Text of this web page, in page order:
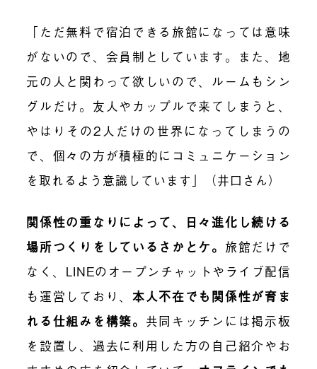
「ただ無料で宿泊できる旅館になっては意味
がないので、会員制としています。また、地
元の人と関わって欲しいので、ルームもシン
グルだけ 。 友人やカップル で来てしまうと、
やはりその2人だけの世界になってしまうの
で、個々の方が積極的にコミュニケーション
を取れるよう意識しています」
（井口さん）
関係性の重なりによって、日々進化し続ける
場所つくりをしているさかとケ。 旅館だけで
なく 、LINEのオープンチャットやライブ配信
も運営しており、 本人不在でも関係性が育ま
れる仕組みを構築。 共同キッチンには掲示板
を設置し、過去に利用した方の自己紹介やお